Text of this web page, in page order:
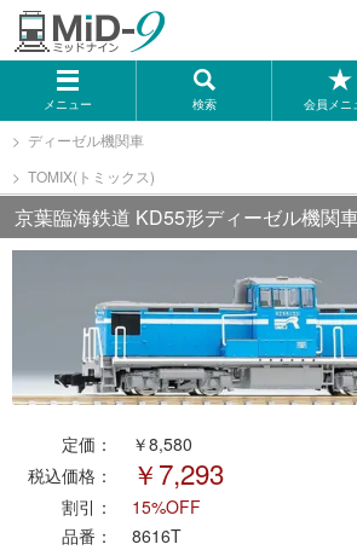
メニュー 検索 会員メニ
メーカー一覧
TOMIX
KATO
トミーテック
マイクロエース
Bトレインショーティー
タカラトミー（プラレール）
ディーゼル機関車
TOMIX(トミックス)
京葉臨海鉄道 KD55形ディーゼル機関
定価：
￥8,580
税込価格：
￥7,293
割引：
15%OFF
品番：
8616T